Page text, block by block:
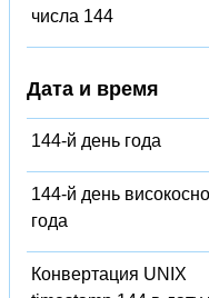
числа 144
Дата и время
144-й день года
144-й день
года
Конвертация UNIX